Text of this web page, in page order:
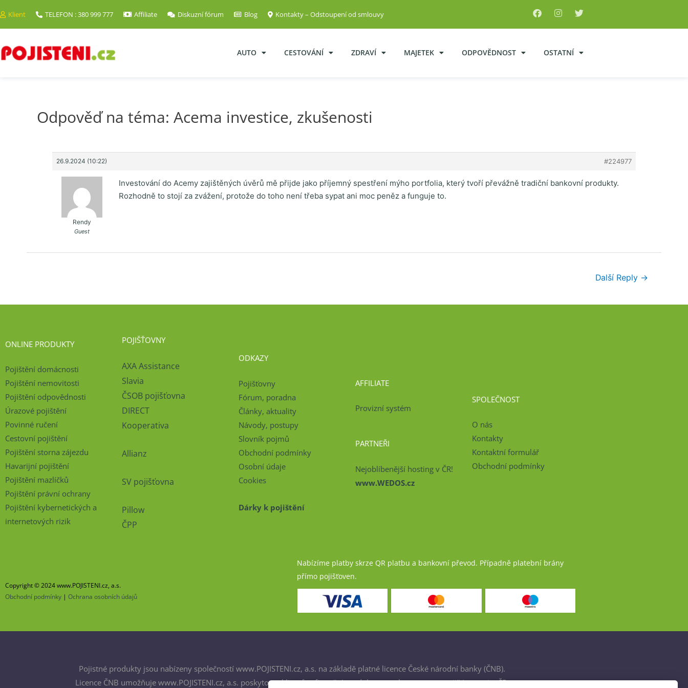
Klient TELEFON : 380 999 777 Affiliate Diskuzní fórum Blog Kontakty – Odstoupení od smlouvy
AUTO CESTOVÁNÍ ZDRAVÍ MAJETEK ODPOVĚDNOST OSTATNÍ
Odpověď na téma: Acema investice, zkušenosti
26.9.2024 (10:22) #224977
Rendy
Guest
Investování do Acemy zajištěných úvěrů mě přijde jako příjemný spestření mýho portfolia, který tvoří převážně tradiční bankovní produkty.
Rozhodně to stojí za zvážení, protože do toho není třeba sypat ani moc peněz a funguje to.
Další Reply →
ONLINE PRODUKTY
Pojištění domácnosti
Pojištění nemovitosti
Pojištění odpovědnosti
Úrazové pojištění
Povinné ručení
Cestovní pojištění
Pojištění storna zájezdu
Havarijní pojištění
Pojištění mazlíčků
Pojištění právní ochrany
Pojištění kybernetických a
internetových rizik
POJIŠŤOVNY
AXA Assistance
Slavia
ČSOB pojišťovna
DIRECT
Kooperativa
Allianz
SV pojišťovna
Pillow
ČPP
ODKAZY
Pojišťovny
Fórum, poradna
Články, aktuality
Návody, postupy
Slovník pojmů
Obchodní podmínky
Osobní údaje
Cookies
Dárky k pojištění
AFFILIATE
Provizní systém
PARTNEŘI
Nejoblíbenější hosting v ČR!
www.WEDOS.cz
SPOLEČNOST
O nás
Kontakty
Kontaktní formulář
Obchodní podmínky
Copyright © 2024 www.POJISTENI.cz, a.s.
Obchodní podmínky | Ochrana osobních údajů
Nabízíme platby skrze QR platbu a bankovní převod. Případně platební brány
přímo pojišťoven.
Pojistné produkty jsou nabízeny společností www.POJISTENI.cz, a.s. na základě platné licence České národní banky (ČNB).
Licence ČNB umožňuje www.POJISTENI.cz, a.s. poskytovat klientům finanční produkty a spolupracovat s pojišťovnami v ČR.